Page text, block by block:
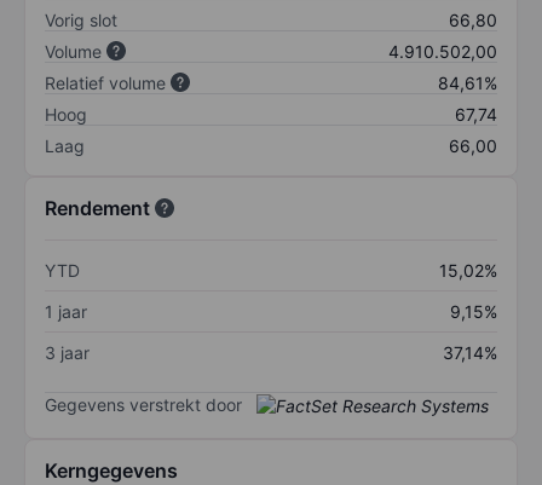
Vorig slot
66,80
Volume
4.910.502,00
Relatief volume
84,61%
Hoog
67,74
Laag
66,00
Rendement
YTD
15,02%
1 jaar
9,15%
3 jaar
37,14%
Gegevens verstrekt door
Kerngegevens